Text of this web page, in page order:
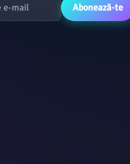
Abonează-te